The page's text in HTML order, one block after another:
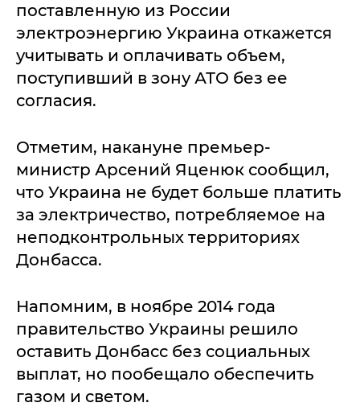
поставленную из России
электроэнергию Украина откажется
учитывать и оплачивать объем,
поступивший в зону АТО без ее
согласия.
Отметим, накануне премьер-
министр Арсений Яценюк сообщил,
что Украина не будет больше платить
за электричество, потребляемое на
неподконтрольных территориях
Донбасса.
Напомним, в ноябре 2014 года
правительство Украины решило
оставить Донбасс без социальных
выплат, но пообещало обеспечить
газом и светом.